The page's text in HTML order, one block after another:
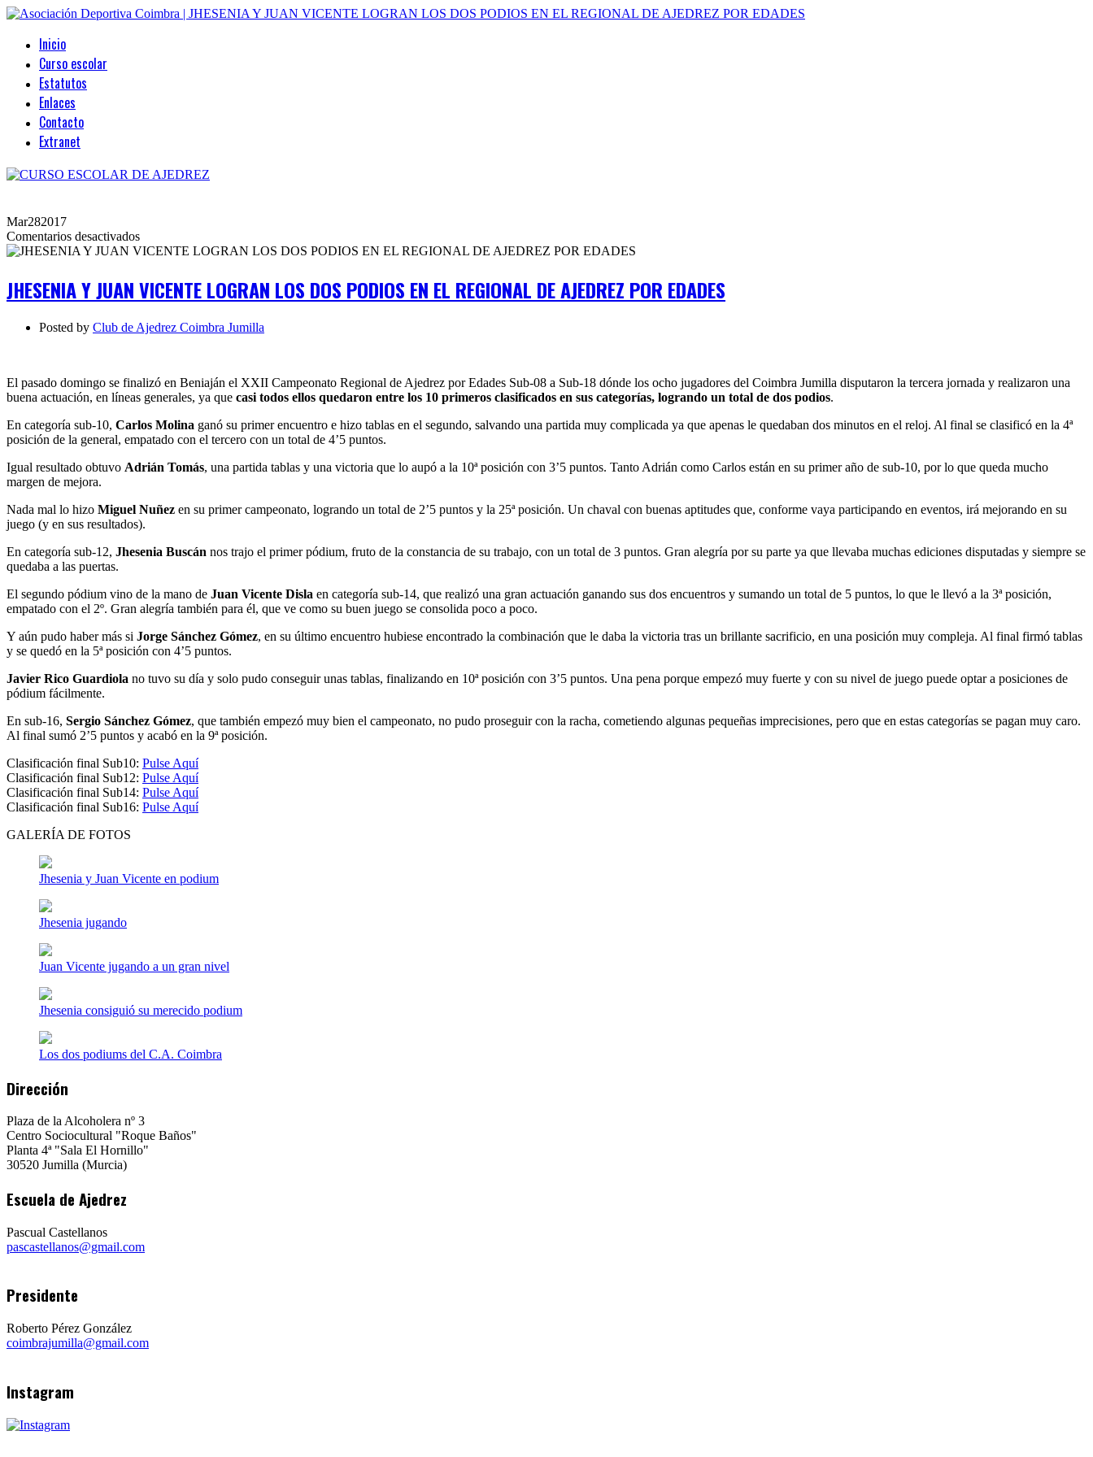
Inicio
Curso escolar
Estatutos
Enlaces
Contacto
Extranet
Mar282017
Comentarios desactivadosen
JHESENIA
VICENTE
LOS
DOS
EL
REGIONAL
AJEDREZ
POR
JHESENIA Y JUAN VICENTE LOGRAN LOS DOS PODIOS EN EL REGIONAL DE AJEDREZ POR EDADES
Posted by Club de Ajedrez Coimbra Jumilla
El pasado domingo se finalizó en Beniaján el XXII Campeonato Regional de Ajedrez por Edades Sub-08 a Sub-18 dónde los ocho jugadores del Coimbra Jumilla disputaron la tercera jornada y realizaron una
buena actuación, en líneas generales, ya que casi todos ellos quedaron entre los 10 primeros clasificados en sus categorías, logrando un total de dos podios.
En categoría sub-10, Carlos Molina ganó su primer encuentro e hizo tablas en el segundo, salvando una partida muy complicada ya que apenas le quedaban dos minutos en el reloj. Al final se clasificó en la 4ª
posición de la general, empatado con el tercero con un total de 4’5 puntos.
Igual resultado obtuvo Adrián Tomás, una partida tablas y una victoria que lo aupó a la 10ª posición con 3’5 puntos. Tanto Adrián como Carlos están en su primer año de sub-10, por lo que queda mucho
margen de mejora.
Nada mal lo hizo Miguel Nuñez en su primer campeonato, logrando un total de 2’5 puntos y la 25ª posición. Un chaval con buenas aptitudes que, conforme vaya participando en eventos, irá mejorando en su
juego (y en sus resultados).
En categoría sub-12, Jhesenia Buscán nos trajo el primer pódium, fruto de la constancia de su trabajo, con un total de 3 puntos. Gran alegría por su parte ya que llevaba muchas ediciones disputadas y siempre se
quedaba a las puertas.
El segundo pódium vino de la mano de Juan Vicente Disla en categoría sub-14, que realizó una gran actuación ganando sus dos encuentros y sumando un total de 5 puntos, lo que le llevó a la 3ª posición,
empatado con el 2º. Gran alegría también para él, que ve como su buen juego se consolida poco a poco.
Y aún pudo haber más si Jorge Sánchez Gómez, en su último encuentro hubiese encontrado la combinación que le daba la victoria tras un brillante sacrificio, en una posición muy compleja. Al final firmó tablas
y se quedó en la 5ª posición con 4’5 puntos.
Javier Rico Guardiola no tuvo su día y solo pudo conseguir unas tablas, finalizando en 10ª posición con 3’5 puntos. Una pena porque empezó muy fuerte y con su nivel de juego puede optar a posiciones de
pódium fácilmente.
En sub-16, Sergio Sánchez Gómez, que también empezó muy bien el campeonato, no pudo proseguir con la racha, cometiendo algunas pequeñas imprecisiones, pero que en estas categorías se pagan muy caro.
Al final sumó 2’5 puntos y acabó en la 9ª posición.
Clasificación final Sub10: Pulse Aquí
Clasificación final Sub12: Pulse Aquí
Clasificación final Sub14: Pulse Aquí
Clasificación final Sub16: Pulse Aquí
GALERÍA DE FOTOS
Jhesenia y Juan Vicente en podium
Jhesenia jugando
Juan Vicente jugando a un gran nivel
Jhesenia consiguió su merecido podium
Los dos podiums del C.A. Coimbra
Dirección
Plaza de la Alcoholera nº 3
Centro Sociocultural "Roque Baños"
Planta 4ª "Sala El Hornillo"
30520 Jumilla (Murcia)
Escuela de Ajedrez
Pascual Castellanos
pascastellanos@gmail.com
Presidente
Roberto Pérez González
coimbrajumilla@gmail.com
Instagram